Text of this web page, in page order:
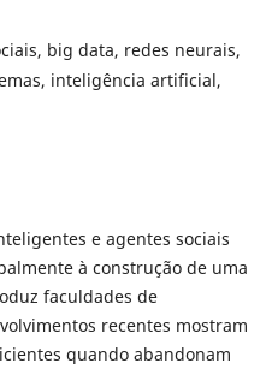
big data, redes neurais,
inteligência artificial,
e agentes sociais
à construção de uma
faculdades de
recentes mostram
quando abandonam